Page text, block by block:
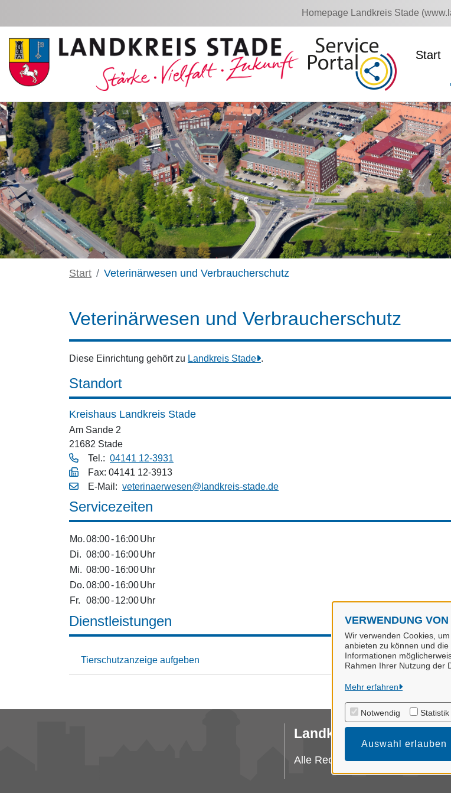
VERWENDUNG
Wir verwenden Cookies,
anbieten zu können und
Informationen
Rahmen Ihrer Nutzung der
Mehr erfahren
Notwendig Statistik
Auswahl erlauben
Homepage Landkreis Stade
Start
Start Veterinärwesen und Verbraucherschutz
Veterinärwesen und Verbraucherschutz
Diese Einrichtung gehört zu Landkreis Stade .
Standort
Kreishaus Landkreis Stade
Am Sande 2
21682 Stade
Tel.: 04141 12-3931
Fax: 04141 12-3913
E‑Mail: veterinaerwesen@landkreis-stade.de
Servicezeiten
Mo.08:00-16:00Uhr
Di. 08:00-16:00Uhr
Mi. 08:00-16:00Uhr
Do. 08:00-16:00Uhr
Fr.
08:00-12:00Uhr
Dienstleistungen
Tierschutzanzeige aufgeben
Landkreis Stade
Alle Rechte vorbehalten